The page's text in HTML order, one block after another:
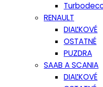
RENAULT
DIAĽKOVÉ
OSTATNÉ
PUZDRA
SAAB A SCANIA
DIAĽKOVÉ